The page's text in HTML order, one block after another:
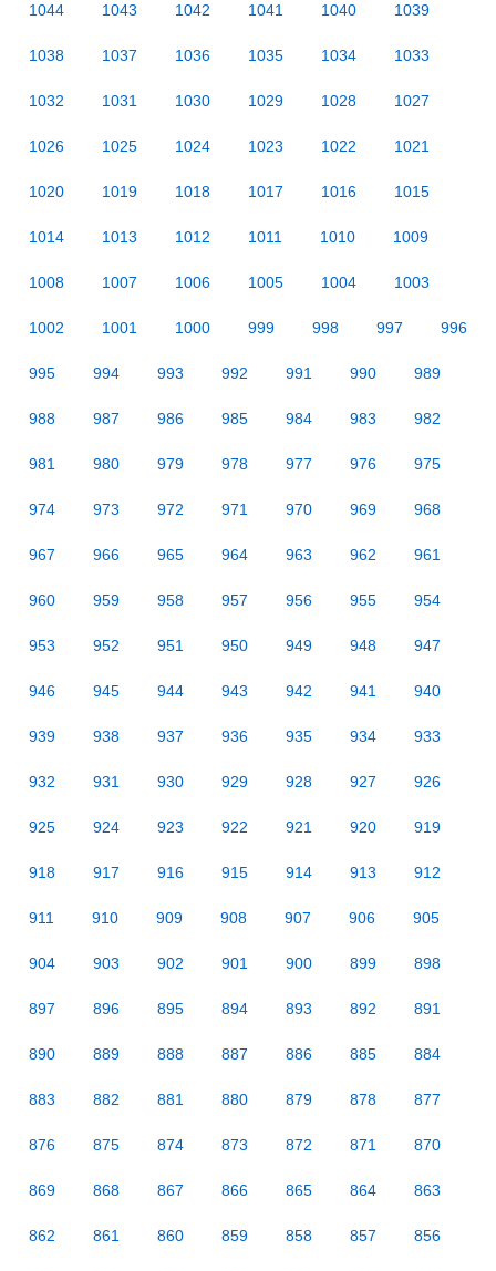
1044 1043 1042 1041 1040 1039
1038 1037 1036 1035 1034 1033
1032 1031 1030 1029 1028 1027
1026 1025 1024 1023 1022 1021
1020 1019 1018 1017 1016 1015
1014 1013 1012 1011 1010 1009
1008 1007 1006 1005 1004 1003
1002 1001 1000 999 998 997 996
995 994 993 992 991 990 989
988 987 986 985 984 983 982
981 980 979 978 977 976 975
974 973 972 971 970 969 968
967 966 965 964 963 962 961
960 959 958 957 956 955 954
953 952 951 950 949 948 947
946 945 944 943 942 941 940
939 938 937 936 935 934 933
932 931 930 929 928 927 926
925 924 923 922 921 920 919
918 917 916 915 914 913 912
911 910 909 908 907 906 905
904 903 902 901 900 899 898
897 896 895 894 893 892 891
890 889 888 887 886 885 884
883 882 881 880 879 878 877
876 875 874 873 872 871 870
869 868 867 866 865 864 863
862 861 860 859 858 857 856